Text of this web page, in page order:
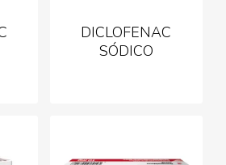
DICLOFENAC
SÓDICO